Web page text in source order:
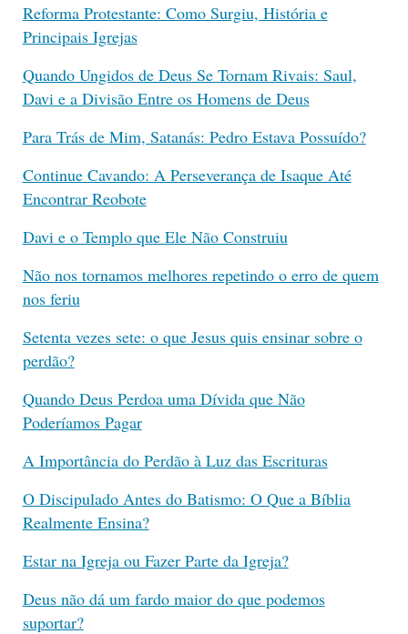
Reforma Protestante: Como Surgiu, História e
Principais Igrejas
Quando Ungidos de Deus Se Tornam Rivais: Saul,
Davi e a Divisão Entre os Homens de Deus
Para Trás de Mim, Satanás: Pedro Estava Possuído?
Continue Cavando: A Perseverança de Isaque Até
Encontrar Reobote
Davi e o Templo que Ele Não Construiu
Não nos tornamos melhores repetindo o erro de quem
nos feriu
Setenta vezes sete: o que Jesus quis ensinar sobre o
perdão?
Quando Deus Perdoa uma Dívida que Não
Poderíamos Pagar
A Importância do Perdão à Luz das Escrituras
O Discipulado Antes do Batismo: O Que a Bíblia
Realmente Ensina?
Estar na Igreja ou Fazer Parte da Igreja?
Deus não dá um fardo maior do que podemos
suportar?